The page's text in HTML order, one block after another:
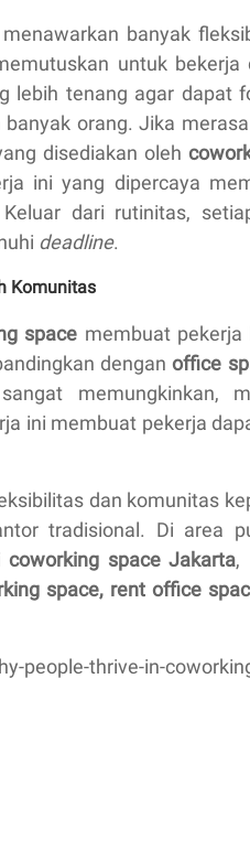
banyak
untuk
lebih tenang agar dapat
orang. Jika
disediakan oleh
ini yang dipercaya
dari rutinitas,
deadline.
Komunitas
space membuat pekerja
denganoffice
memungkinkan,
ini membuat pekerja
dan komunitas
tradisional. Di area
coworking space Jakarta,
space, rent office
people-thrive-in-